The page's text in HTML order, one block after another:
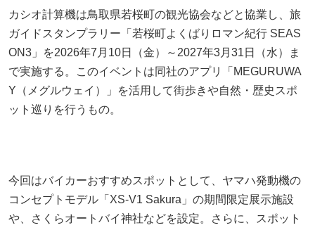
カシオ計算機は鳥取県若桜町の観光協会などと協業し、旅
ガイドスタンプラリー「若桜町よくばりロマン紀行 SEAS
ON3」を2026年7月10日（金）～2027年3月31日（水）ま
で実施する。このイベントは同社のアプリ「MEGURUWA
Y（メグルウェイ）」を活用して街歩きや自然・歴史スポ
ット巡りを行うもの。
今回はバイカーおすすめスポットとして、ヤマハ発動機の
コンセプトモデル「XS-V1 Sakura」の期間限定展示施設
や、さくらオートバイ神社などを設定。さらに、スポット